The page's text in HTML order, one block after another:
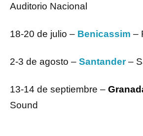
Auditorio Nacional
18-20 de julio – Benicassim –
2-3 de agosto – Santander –
13-14 de septiembre –
Sound